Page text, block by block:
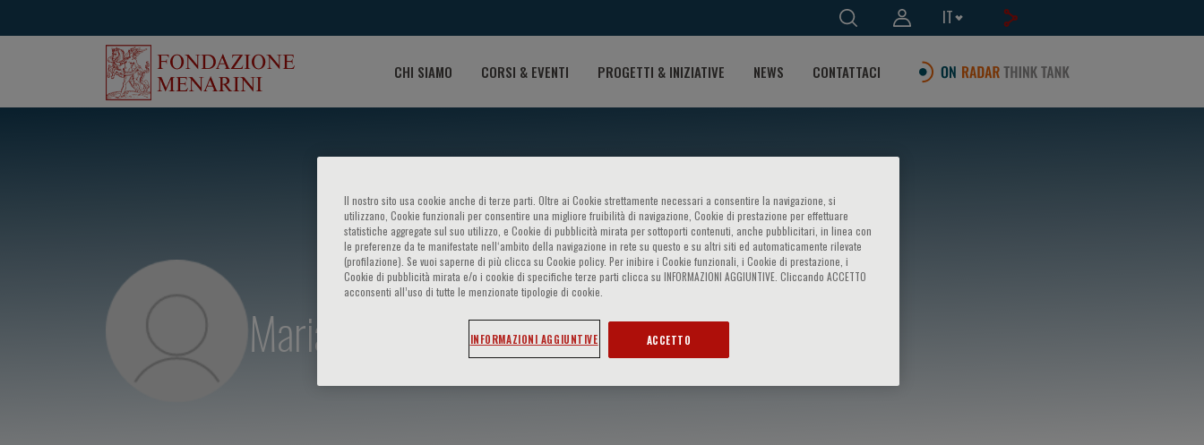
IT
CHI SIAMO CORSI & EVENTI PROGETTI & INIZIATIVE NEWS CONTATTACI
Maria Iascone
Il nostro sito usa cookie anche di terze parti. Oltre ai Cookie strettamente necessari a consentire la navigazione, si
utilizzano, Cookie funzionali per consentire una migliore fruibilità di navigazione, Cookie di prestazione per effettuare
statistiche aggregate sul suo utilizzo, e Cookie di pubblicità mirata per sottoporti contenuti, anche pubblicitari, in linea con
le preferenze da te manifestate nell‘ambito della navigazione in rete su questo e su altri siti ed automaticamente rilevate
(profilazione). Se vuoi saperne di più clicca su Cookie policy. Per inibire i Cookie funzionali, i Cookie di prestazione, i
Cookie di pubblicità mirata e/o i cookie di specifiche terze parti clicca su INFORMAZIONI AGGIUNTIVE. Cliccando ACCETTO
acconsenti all’uso di tutte le menzionate tipologie di cookie.
INFORMAZIONI AGGIUNTIVE ACCETTO